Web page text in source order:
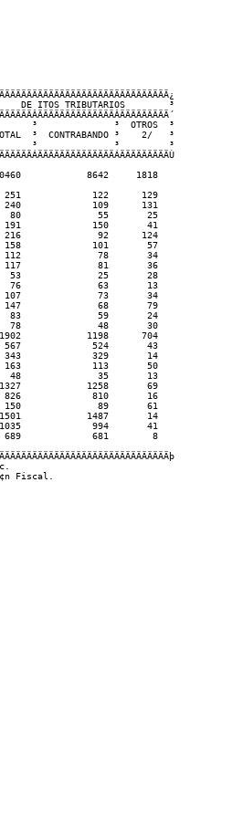
ITOS TRIBUTARIOS        ³
³         ³              ³  OTROS  ³
³  CONTRABANDO ³    2/   ³
³              ³         ³
8642     1818
251             122      129
240             109      131
80              55       25
191             150       41
216              92      124
158             101       57
112              78       34
117              81       36
53              25       28
76              63       13
73       34
147              68       79
83              59       24
78              48       30
1198      704
567             524       43
343             329       14
163             113       50
48              35       13
1258       69
810       16
150              89       61
1487       14
994       41
681        8
Fiscal.